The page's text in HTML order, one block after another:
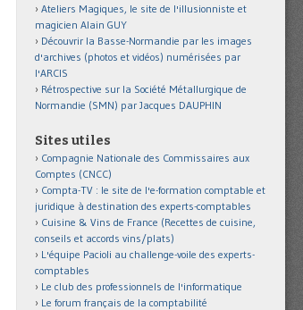
Ateliers Magiques, le site de l'illusionniste et
magicien Alain GUY
Découvrir la Basse-Normandie par les images
d'archives (photos et vidéos) numérisées par
l'ARCIS
Rétrospective sur la Société Métallurgique de
Normandie (SMN) par Jacques DAUPHIN
Sites utiles
Compagnie Nationale des Commissaires aux
Comptes (CNCC)
Compta-TV : le site de l'e-formation comptable et
juridique à destination des experts-comptables
Cuisine & Vins de France (Recettes de cuisine,
conseils et accords vins/plats)
L'équipe Pacioli au challenge-voile des experts-
comptables
Le club des professionnels de l'informatique
Le forum français de la comptabilité